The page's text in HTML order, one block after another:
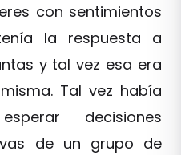
con sentimientos
la respuesta a
y tal vez esa era
Tal vez había
decisiones
de un grupo de